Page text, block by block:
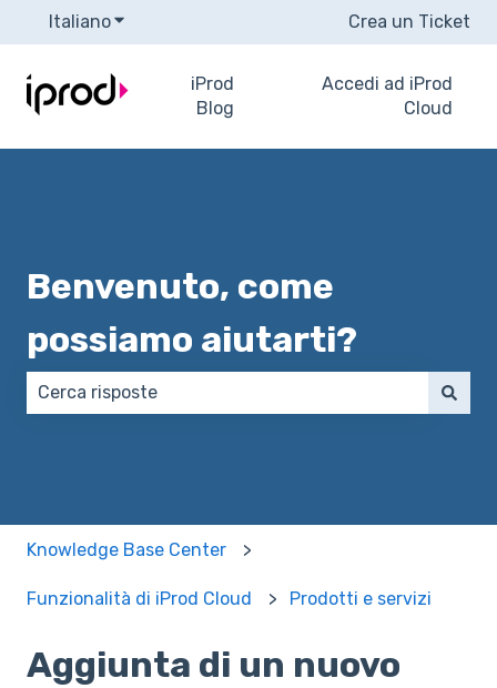
ItalianoMostra sottomenu per le traduzioniCrea un Ticket
iProd
Blog
Accedi ad iProd
Cloud
Benvenuto, come
possiamo aiutarti?
Knowledge Base Center
Funzionalità di iProd Cloud Prodotti e servizi
Aggiunta di un nuovo